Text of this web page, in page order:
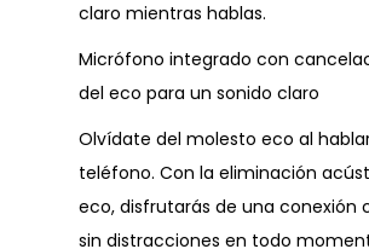
claro mientras hablas.
Micrófono integrado con
del eco para un sonido claro
Olvídate del molesto eco al
teléfono. Con la eliminación
eco, disfrutarás de una conexión
sin distracciones en todo